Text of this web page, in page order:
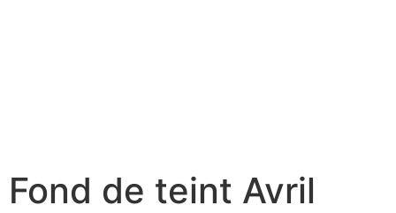
Fond de teint Avril